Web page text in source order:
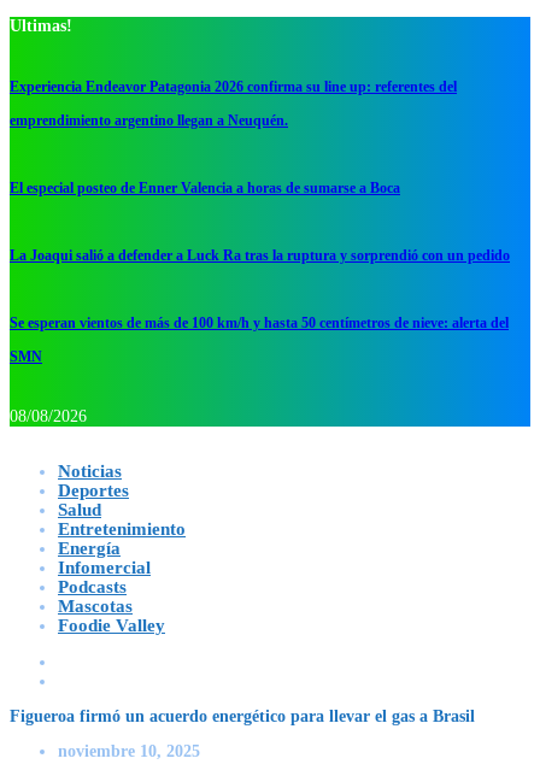
Ultimas!
Experiencia Endeavor Patagonia 2026 confirma su line up: referentes del
emprendimiento argentino llegan a Neuquén.
El especial posteo de Enner Valencia a horas de sumarse a Boca
La Joaqui salió a defender a Luck Ra tras la ruptura y sorprendió con un pedido
Se esperan vientos de más de 100 km/h y hasta 50 centímetros de nieve: alerta del
SMN
08/08/2026
Noticias
Deportes
Salud
Entretenimiento
Energía
Infomercial
Podcasts
Mascotas
Foodie Valley
Figueroa firmó un acuerdo energético para llevar el gas a Brasil
noviembre 10, 2025